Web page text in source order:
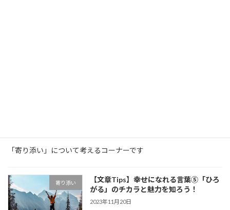
「寄り添い」について考えるコーナーです
寄り添い
【文章Tips】幸せになれる言葉⑤「ひろ
がる」のチカラと魅力を知ろう！
2023年11月20日